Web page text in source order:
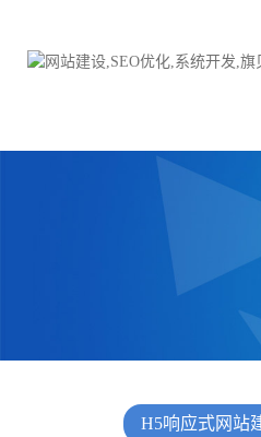
电子商务商城
手机网站建设
网站SEO优化
H5响应式网站